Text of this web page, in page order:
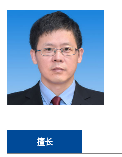
擅长